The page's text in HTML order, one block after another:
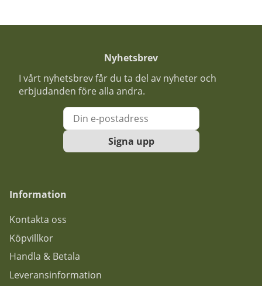
Nyhetsbrev
I vårt nyhetsbrev får du ta del av nyheter och
erbjudanden före alla andra.
Signa upp
Information
Kontakta oss
Köpvillkor
Handla & Betala
Leveransinformation